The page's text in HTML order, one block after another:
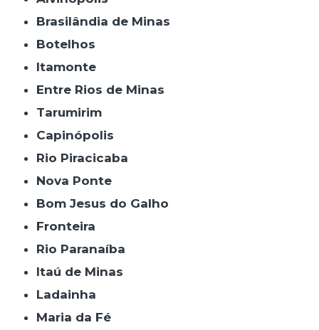
Brasilândia de Minas
Botelhos
Itamonte
Entre Rios de Minas
Tarumirim
Capinópolis
Rio Piracicaba
Nova Ponte
Bom Jesus do Galho
Fronteira
Rio Paranaíba
Itaú de Minas
Ladainha
Maria da Fé